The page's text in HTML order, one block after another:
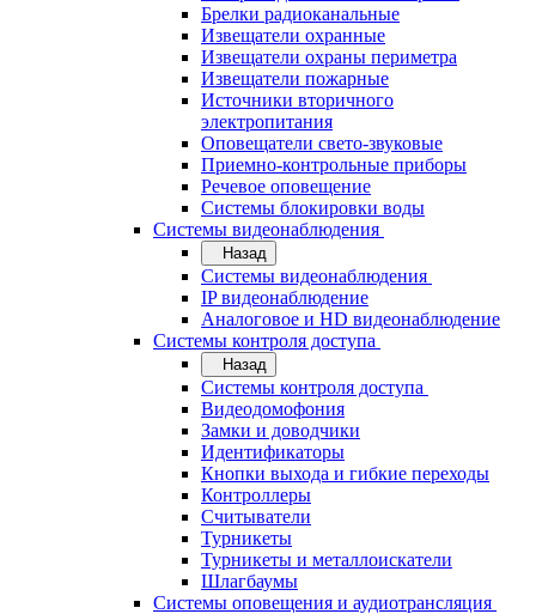
Брелки радиоканальные
Извещатели охранные
Извещатели охраны периметра
Извещатели пожарные
Источники вторичного
электропитания
Оповещатели свето-звуковые
Приемно-контрольные приборы
Речевое оповещение
Системы блокировки воды
Системы видеонаблюдения
Назад
Системы видеонаблюдения
IP видеонаблюдение
Аналоговое и HD видеонаблюдение
Системы контроля доступа
Назад
Системы контроля доступа
Видеодомофония
Замки и доводчики
Идентификаторы
Кнопки выхода и гибкие переходы
Контроллеры
Считыватели
Турникеты
Турникеты и металлоискатели
Шлагбаумы
Системы оповещения и аудиотрансляция